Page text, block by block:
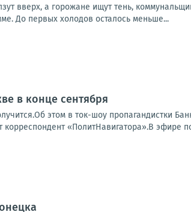
вверх, а горожане ищут тень,
До первых холодов осталось меньше...
в конце сентября
этом в ток-шоу пропагандистки
корреспондент «ПолитНавигатора».В эфире